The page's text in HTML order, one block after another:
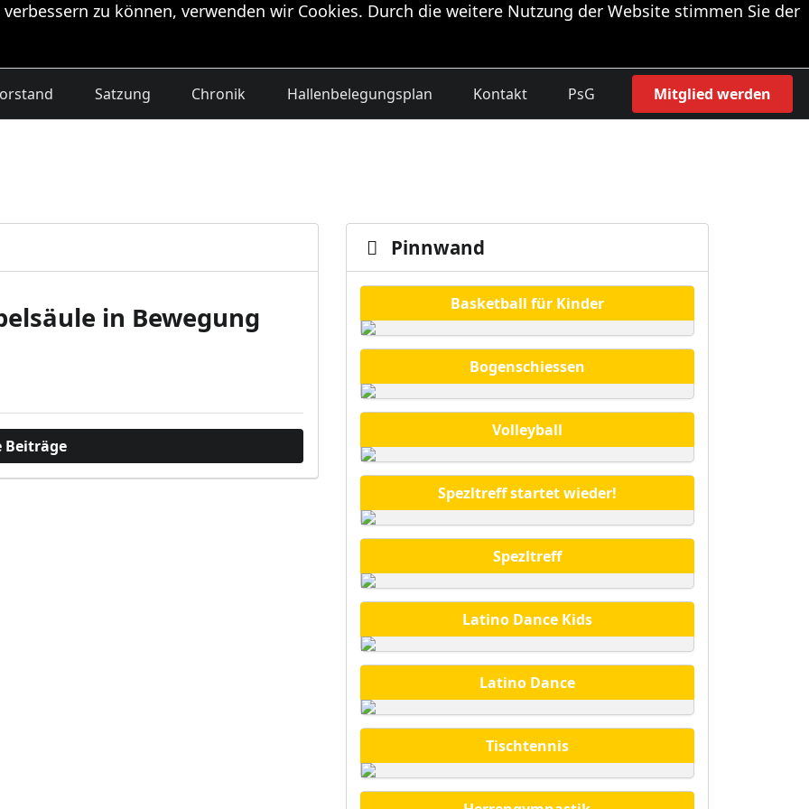
zu können, verwenden wir Cookies. Durch die weitere Nutzung der Website stimmen Sie der
Satzung Chronik Hallenbelegungsplan Kontakt PsG Mitglied werden
in Bewegung
Beiträge
Pinnwand
Basketball für Kinder
Bogenschiessen
Volleyball
Spezltreff startet wieder!
Spezltreff
Latino Dance Kids
Latino Dance
Tischtennis